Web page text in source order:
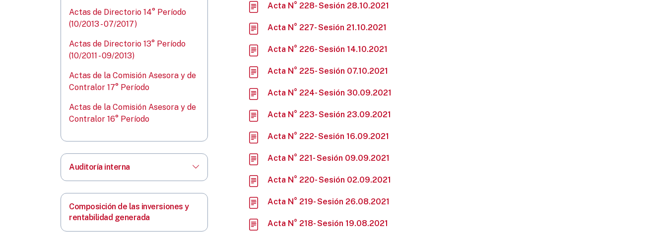
Actas de Directorio 14° Período
(10/2013 - 07/2017)
Actas de Directorio 13° Período
(10/2011 - 09/2013)
Actas de la Comisión Asesora y de
Contralor 17° Período
Actas de la Comisión Asesora y de
Contralor 16° Período
Auditoría interna
Composición de las inversiones y
rentabilidad generada
Acta N° 228- Sesión 28.10.2021
Acta N° 227- Sesión 21.10.2021
Acta N° 226- Sesión 14.10.2021
Acta N° 225- Sesión 07.10.2021
Acta N° 224- Sesión 30.09.2021
Acta N° 223- Sesión 23.09.2021
Acta N° 222- Sesión 16.09.2021
Acta N° 221- Sesión 09.09.2021
Acta N° 220- Sesión 02.09.2021
Acta N° 219- Sesión 26.08.2021
Acta N° 218- Sesión 19.08.2021